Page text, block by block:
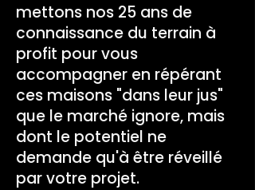
mettons nos 25 ans de
connaissance du terrain à
profit pour vous
accompagner en répérant
ces maisons "dans leur jus"
que le marché ignore, mais
dont le potentiel ne
demande qu'à être réveillé
par votre projet.